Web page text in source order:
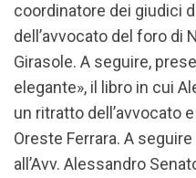
Alessandra Riccio –
rivista Latinoamerica
coordinatore dei giudici
dell’avvocato del foro di
Girasole. A seguire,
elegante», il libro in cui
un ritratto dell’avvocato
Oreste Ferrara. A
all’Avv. Alessandro